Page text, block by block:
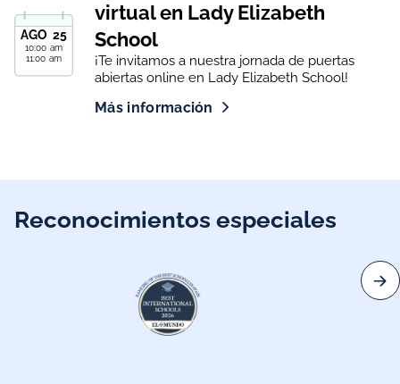
AGO 25
10:00 am
11:00 am
virtual en Lady Elizabeth
School
¡Te invitamos a nuestra jornada de puertas
abiertas online en Lady Elizabeth School!
Más información
Reconocimientos especiales